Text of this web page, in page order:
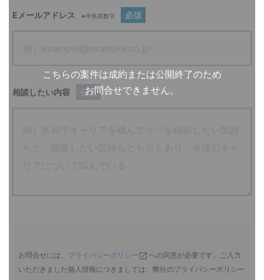
こちらの案件は成約または公開終了のため
お問合せできません。
Eメールアドレス ※半角英数字 必須
相談したい内容 任意
お問合せには、 プライバシーポリシー
への同意が必要です。ご入力
いただきました個人情報につきましては、弊社のプライバシーポリシー